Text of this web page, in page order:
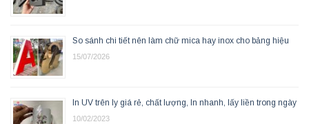
So sánh chi tiết nên làm chữ mica hay inox cho bảng hiệu
15/07/2026
In UV trên ly giá rẻ, chất lượng, In nhanh, lấy liền trong ngày
10/02/2023